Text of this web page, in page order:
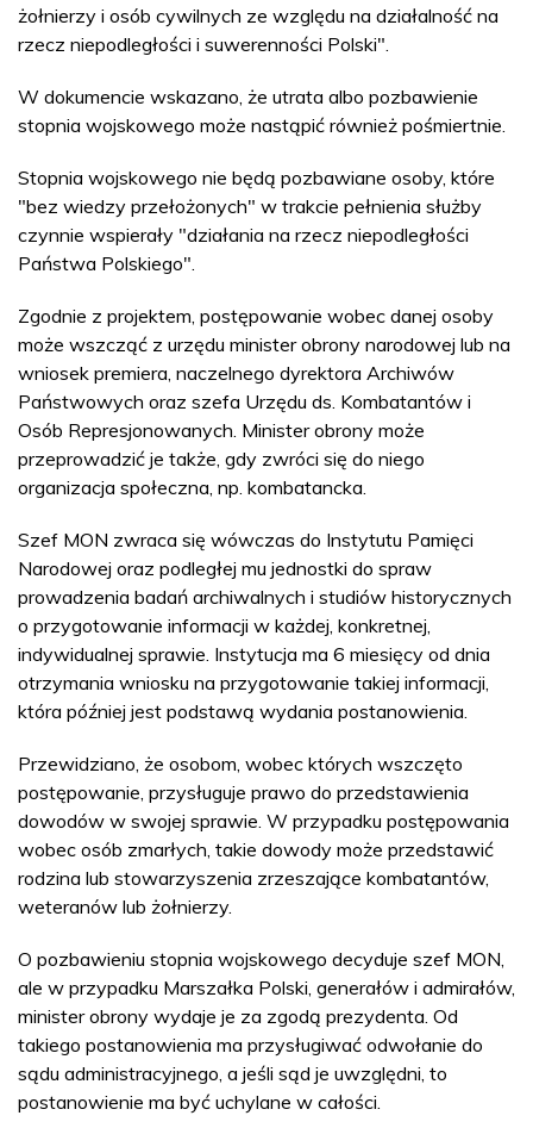
żołnierzy i osób cywilnych ze względu na działalność na
rzecz niepodległości i suwerenności Polski".
W dokumencie wskazano, że utrata albo pozbawienie
stopnia wojskowego może nastąpić również pośmiertnie.
Stopnia wojskowego nie będą pozbawiane osoby, które
"bez wiedzy przełożonych" w trakcie pełnienia służby
czynnie wspierały "działania na rzecz niepodległości
Państwa Polskiego".
Zgodnie z projektem, postępowanie wobec danej osoby
może wszcząć z urzędu minister obrony narodowej lub na
wniosek premiera, naczelnego dyrektora Archiwów
Państwowych oraz szefa Urzędu ds. Kombatantów i
Osób Represjonowanych. Minister obrony może
przeprowadzić je także, gdy zwróci się do niego
organizacja społeczna, np. kombatancka.
Szef MON zwraca się wówczas do Instytutu Pamięci
Narodowej oraz podległej mu jednostki do spraw
prowadzenia badań archiwalnych i studiów historycznych
o przygotowanie informacji w każdej, konkretnej,
indywidualnej sprawie. Instytucja ma 6 miesięcy od dnia
otrzymania wniosku na przygotowanie takiej informacji,
która później jest podstawą wydania postanowienia.
Przewidziano, że osobom, wobec których wszczęto
postępowanie, przysługuje prawo do przedstawienia
dowodów w swojej sprawie. W przypadku postępowania
wobec osób zmarłych, takie dowody może przedstawić
rodzina lub stowarzyszenia zrzeszające kombatantów,
weteranów lub żołnierzy.
O pozbawieniu stopnia wojskowego decyduje szef MON,
ale w przypadku Marszałka Polski, generałów i admirałów,
minister obrony wydaje je za zgodą prezydenta. Od
takiego postanowienia ma przysługiwać odwołanie do
sądu administracyjnego, a jeśli sąd je uwzględni, to
postanowienie ma być uchylane w całości.